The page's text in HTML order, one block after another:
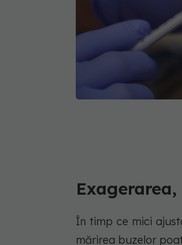
Exagerarea,
În timp ce mici
mărirea buzelor